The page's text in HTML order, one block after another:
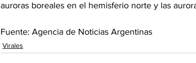
auroras boreales en el hemisferio norte y las
Fuente: Agencia de Noticias Argentinas
Virales